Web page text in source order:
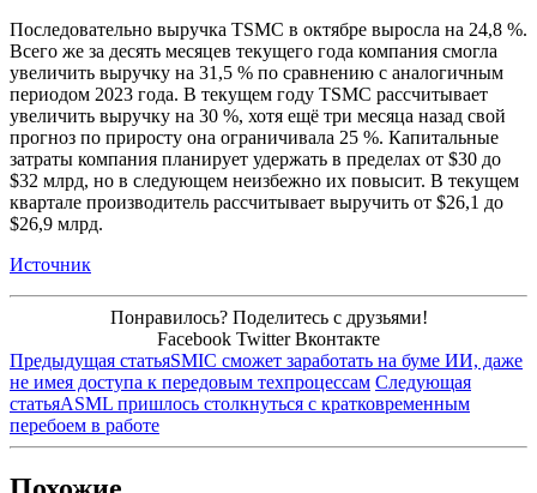
Последовательно выручка TSMC в октябре выросла на 24,8 %.
Всего же за десять месяцев текущего года компания смогла
увеличить выручку на 31,5 % по сравнению с аналогичным
периодом 2023 года. В текущем году TSMC рассчитывает
увеличить выручку на 30 %, хотя ещё три месяца назад свой
прогноз по приросту она ограничивала 25 %. Капитальные
затраты компания планирует удержать в пределах от $30 до
$32 млрд, но в следующем неизбежно их повысит. В текущем
квартале производитель рассчитывает выручить от $26,1 до
$26,9 млрд.
Источник
Понравилось? Поделитесь с друзьями!
Facebook Twitter Вконтакте
Предыдущая статьяSMIC сможет заработать на буме ИИ, даже
не имея доступа к передовым техпроцессам Следующая
статьяASML пришлось столкнуться с кратковременным
перебоем в работе